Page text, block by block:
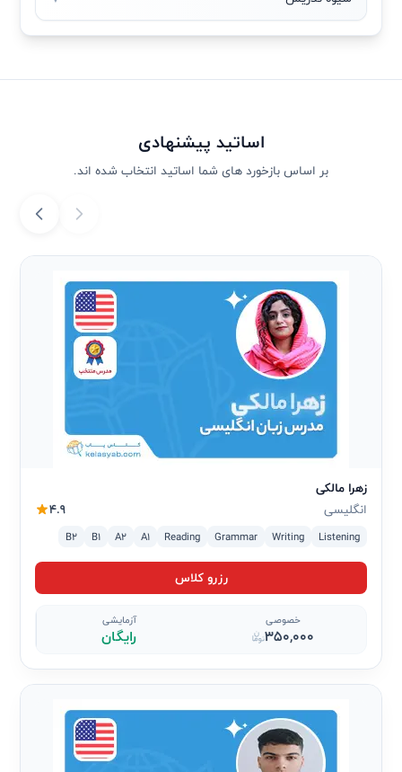
اساتید پیشنهادی
بر اساس بازخورد های شما اساتید انتخاب شده اند.
زهرا مالکی
انگلیسی
4.9
Listening
Writing
Grammar
Reading
A1
A2
B1
B2
رزرو کلاس
خصوصی
350,000
آزمایشی
رایگان